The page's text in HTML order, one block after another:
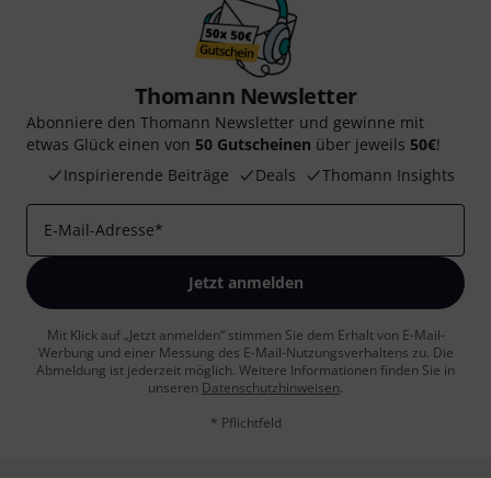
Thomann Newsletter
Abonniere den Thomann Newsletter und gewinne mit
etwas Glück einen von 50 Gutscheinen über jeweils 50€!
Inspirierende Beiträge
Deals Thomann Insights
E-Mail-Adresse*
Jetzt anmelden
Mit Klick auf „Jetzt anmelden“ stimmen Sie dem Erhalt von E-Mail-
Werbung und einer Messung des E-Mail-Nutzungsverhaltens zu. Die
Abmeldung ist jederzeit möglich. Weitere Informationen finden Sie in
unseren Datenschutzhinweisen.
* Pflichtfeld